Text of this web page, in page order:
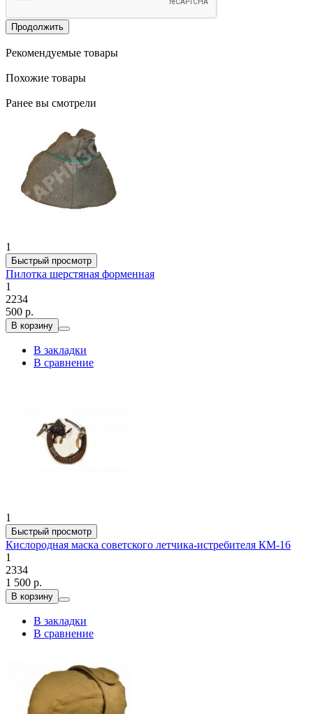
Продолжить
Рекомендуемые товары
Похожие товары
Ранее вы смотрели
1
Быстрый просмотр
Пилотка шерстяная форменная
1
2234
500 р.
В корзину
В закладки
В сравнение
1
Быстрый просмотр
Кислородная маска советского летчика-истребителя КМ-16
1
2334
1 500 р.
В корзину
В закладки
В сравнение